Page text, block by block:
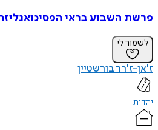
פרשת השבוע בראי
לשמור לי
ז'אן-ז'רר בורשטיין
יהדות